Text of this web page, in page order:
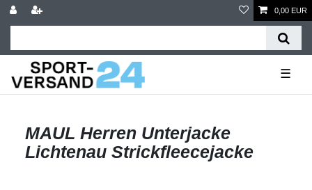
0,00 EUR
☰
MAUL Herren Unterjacke
Lichtenau Strickfleecejacke